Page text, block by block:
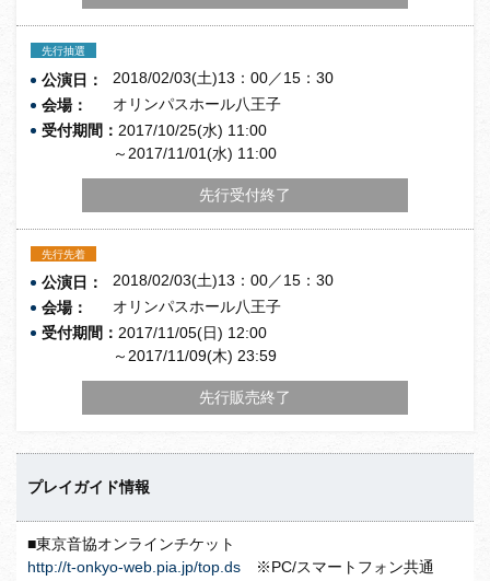
先行抽選
公演日：
2018/02/03(土)13：00／15：30
会場：
オリンパスホール八王子
受付期間： 2017/10/25(水) 11:00
～2017/11/01(水) 11:00
先行受付終了
先行先着
公演日：
2018/02/03(土)13：00／15：30
会場：
オリンパスホール八王子
受付期間： 2017/11/05(日) 12:00
～2017/11/09(木) 23:59
先行販売終了
プレイガイド情報
■東京音協オンラインチケット
http://t-onkyo-web.pia.jp/top.ds ※PC/スマートフォン共通